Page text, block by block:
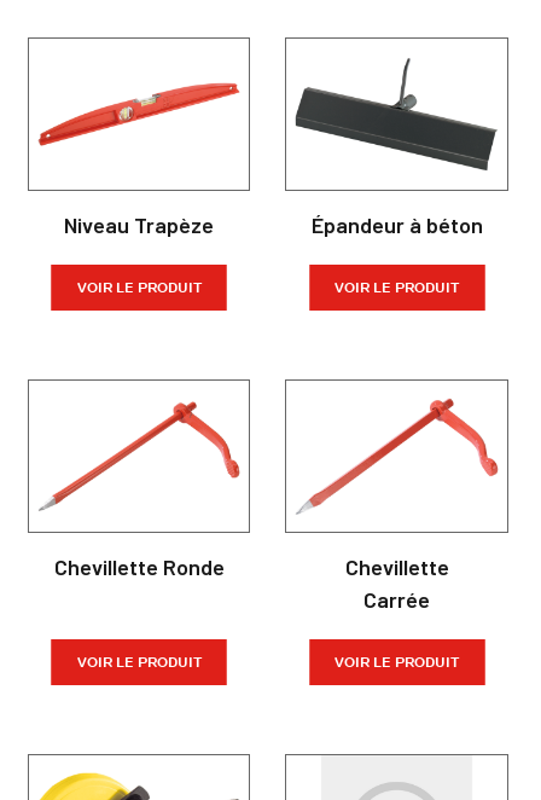
Niveau Trapèze
VOIR LE PRODUIT
Épandeur à béton
VOIR LE PRODUIT
Chevillette Ronde
VOIR LE PRODUIT
Chevillette
Carrée
VOIR LE PRODUIT